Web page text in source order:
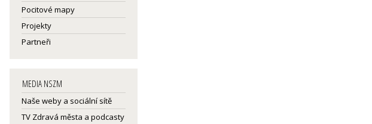
Pocitové mapy
Projekty
Partneři
MEDIA NSZM
Naše weby a sociální sítě
TV Zdravá města a podcasty